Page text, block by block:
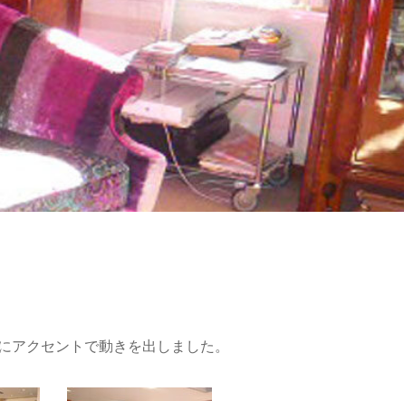
クセントで動きを出しました。